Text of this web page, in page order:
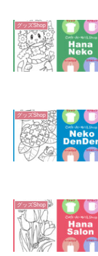
グッズShop
グッズShop
グッズShop